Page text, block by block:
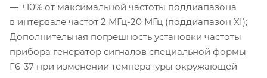
— ±10% от максимальной частоты поддиапазона
в интервале частот 2 МГц-20 МГц (поддиапазон XI);
Дополнительная погрешность установки частоты
прибора генератор сигналов специальной формы
Г6-37 при изменении температуры окружающей